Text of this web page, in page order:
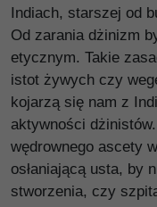
Indiach, starszej od
Od zarania dżinizm
etycznym. Takie
istot żywych czy
kojarzą się nam z
aktywności
wędrownego ascety
osłaniającą usta, by
stworzenia, czy